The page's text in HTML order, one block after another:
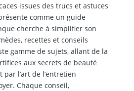
issues des trucs et astuces
comme un guide
cherche à simplifier son
recettes et conseils
gamme de sujets, allant de la
aux secrets de beauté
l’art de l’entretien
Chaque conseil,